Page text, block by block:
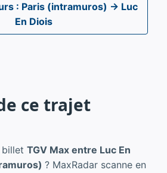
: Paris (intramuros) → Luc
En Diois
ce trajet
billet TGV Max entre Luc En
? MaxRadar scanne en